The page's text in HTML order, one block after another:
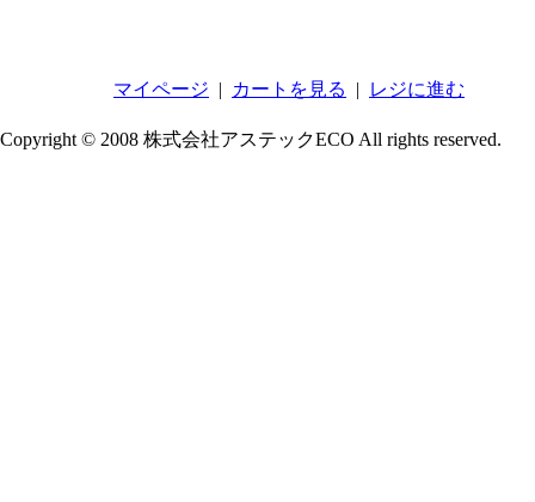
マイページ | カートを見る | レジに進む
Copyright © 2008 株式会社アステックECO All rights reserved.